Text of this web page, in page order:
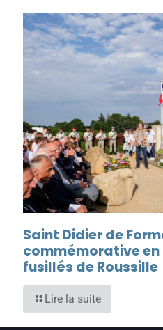
Saint Didier de
commémorative en
fusillés de Roussille
Lire la suite